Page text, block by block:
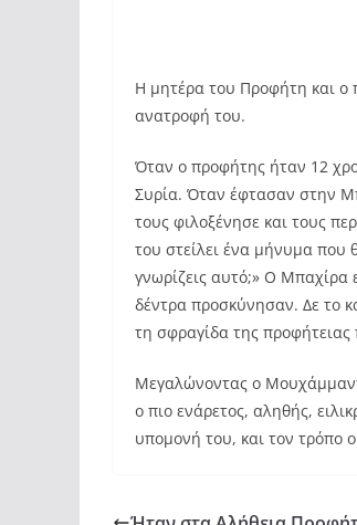
Η μητέρα του Προφήτη και ο
ανατροφή του.
Όταν ο προφήτης ήταν 12
Συρία. Όταν έφτασαν στην
τους φιλοξένησε και τους
του στείλει ένα μήνυμα
γνωρίζεις αυτό;» Ο Μπαχίρα
δέντρα προσκύνησαν. Δε το
τη σφραγίδα της
Μεγαλώνοντας ο
ο πιο ενάρετος, αληθής,
υπομονή του, και τον τρόπο